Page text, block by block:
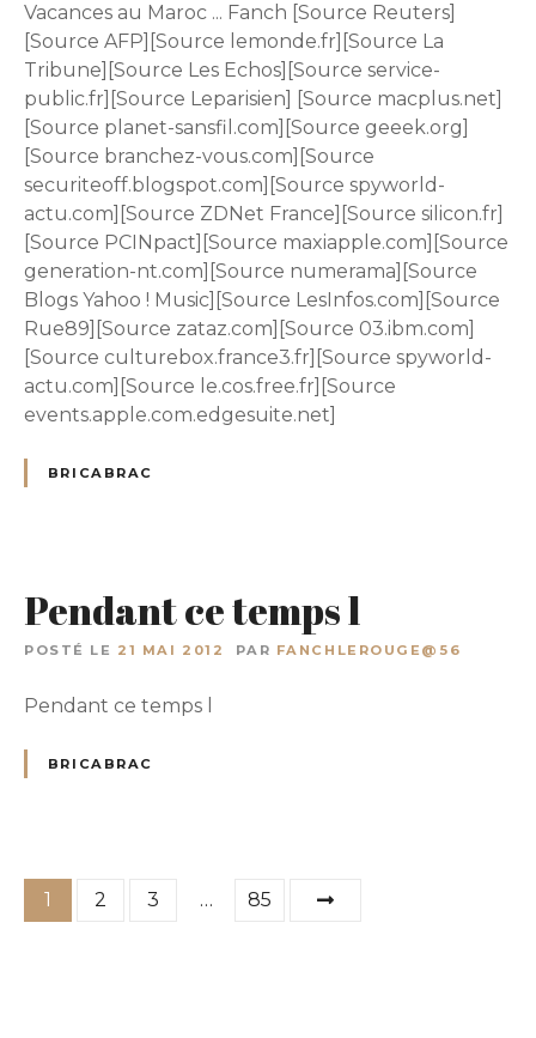
Vacances au Maroc ... Fanch [Source Reuters]
[Source AFP][Source lemonde.fr][Source La
Tribune][Source Les Echos][Source service-
public.fr][Source Leparisien] [Source macplus.net]
[Source planet-sansfil.com][Source geeek.org]
[Source branchez-vous.com][Source
securiteoff.blogspot.com][Source spyworld-
actu.com][Source ZDNet France][Source silicon.fr]
[Source PCINpact][Source maxiapple.com][Source
generation-nt.com][Source numerama][Source
Blogs Yahoo ! Music][Source LesInfos.com][Source
Rue89][Source zataz.com][Source 03.ibm.com]
[Source culturebox.france3.fr][Source spyworld-
actu.com][Source le.cos.free.fr][Source
events.apple.com.edgesuite.net]
BRICABRAC
Pendant ce temps l
POSTÉ LE 21 MAI 2012 PAR FANCHLEROUGE@56
Pendant ce temps l
BRICABRAC
P1 2 3 … 85